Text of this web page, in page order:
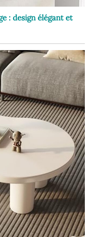
: design élégant et